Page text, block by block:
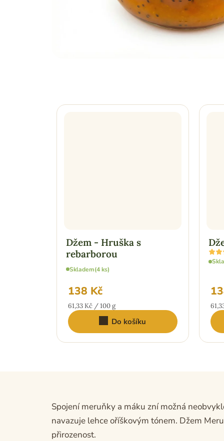
Džem - Hruška s
rebarborou
Skladem(4 ks)
138 Kč
Měrná
cena:
61,33 Kč / 100 g
Do košíku
5
cena:
Spojení meruňky a máku zní možná
navazuje lehce oříškovým tónem. Džem
přirozenost.